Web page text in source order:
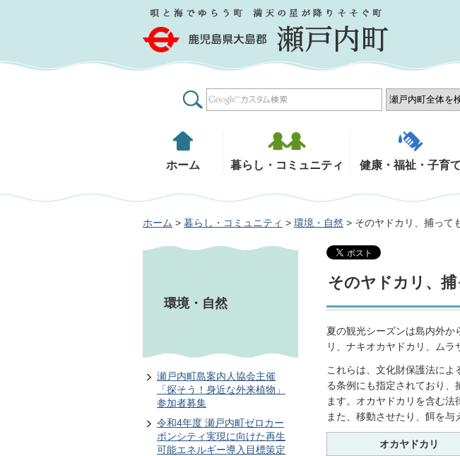
鹿児島県大島郡 瀬戸内町
ホーム 暮らし・コミュニティ 健康・福祉・子育て
ホーム > 暮らし・コミュニティ > 環境・自然 > そのヤドカリ、捕って
環境・自然
瀬戸内町島案内人協会主催
「探そう！身近な外来植物」
参加者募集
令和4年度 瀬戸内町ゼロカー
ボンシティ実現に向けた再生
可能エネルギー導入目標策定
そのヤドカリ、捕
夏の観光シーズンは島内外か
リ、ナキオカヤドカリ、ムラ
これらは、文化財保護法に
る条例にも指定されており
ます。オカヤドカリを含む法
また、移動させたり、餌を与
オカヤドカリ